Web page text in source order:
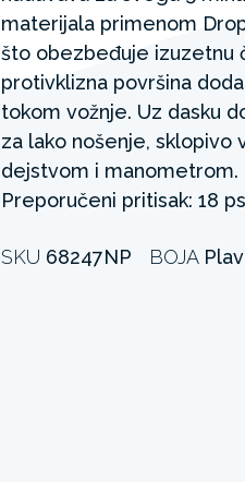
materijala primenom
što obezbeđuje izuzetnu
protivklizna površina
tokom vožnje. Uz dasku
za lako nošenje, sklopivo
dejstvom i manometrom.
Preporučeni pritisak: 18
SKU 68247NP BOJA